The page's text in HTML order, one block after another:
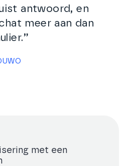
antwoord, en
meer aan dan
met een